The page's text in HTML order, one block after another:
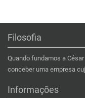
Filosofia
Quando fundamos a
conceber uma empresa
Informações